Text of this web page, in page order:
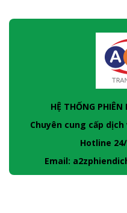
HỆ THỐNG
Chuyên cung cấp
Hotline 24/
Email: